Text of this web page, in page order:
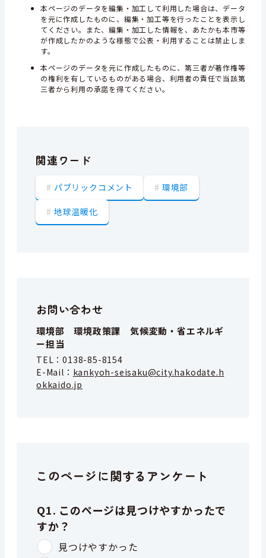
本ページのデータを編集・加工して利用した場合は、データ
を元に作成したものに、編集・加工等を行ったことを表示し
てください。また、編集・加工した情報を、あたかも本市等
が作成したかのような様態で公表・利用することは禁止しま
す。
本ページのデータを元に作成したものに、第三者が著作権等
の権利を有しているものがある場合、利用者の責任で当該第
三者から利用の承諾を得てください。
関連ワード
パブリックコメント 環境部
地球温暖化
お問い合わせ
環境部 環境政策課 気候変動・省エネルギ
ー担当
TEL：0138-85-8154
E-Mail： kankyoh-seisaku@city.hakodate.h
okkaido.jp
このページに関するアンケート